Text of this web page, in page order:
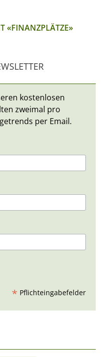
«FINANZPLÄTZE»
kostenlosen
zweimal pro
per Email.
* Pflichteingabefelder